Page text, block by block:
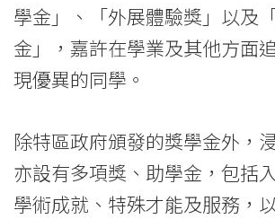
學金」、「外展體驗獎」以及
金」，嘉許在學業及其他方面
現優異的同學。
除特區政府頒發的獎學金外，
亦設有多項獎、助學金，包括
學術成就、特殊才能及服務，